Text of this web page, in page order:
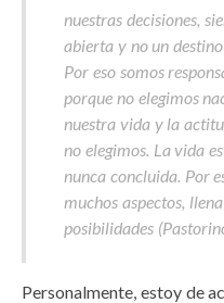
nuestras decisiones,
abierta y no un
Por eso somos
porque no elegimos
nuestra vida y la
no elegimos. La vida
nunca concluida. Por
muchos aspectos,
posibilidades
Personalmente, estoy de